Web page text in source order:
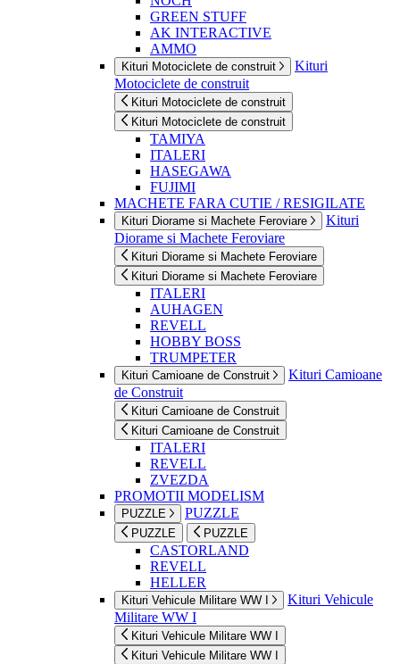
GREEN STUFF
AK INTERACTIVE
AMMO
Kituri Motociclete de construit
Kituri
Motociclete de construit
Kituri Motociclete de construit
Kituri Motociclete de construit
TAMIYA
ITALERI
HASEGAWA
FUJIMI
MACHETE FARA CUTIE / RESIGILATE
Kituri Diorame si Machete Feroviare
Kituri
Diorame si Machete Feroviare
Kituri Diorame si Machete Feroviare
Kituri Diorame si Machete Feroviare
ITALERI
AUHAGEN
REVELL
HOBBY BOSS
TRUMPETER
Kituri Camioane de Construit
Kituri Camioane
de Construit
Kituri Camioane de Construit
Kituri Camioane de Construit
ITALERI
REVELL
ZVEZDA
PROMOTII MODELISM
PUZZLE PUZZLE
PUZZLE PUZZLE
CASTORLAND
REVELL
HELLER
Kituri Vehicule Militare WW I
Kituri Vehicule
Militare WW I
Kituri Vehicule Militare WW I
Kituri Vehicule Militare WW I